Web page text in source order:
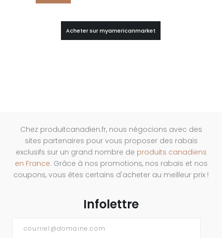
Acheter sur myamericanmarket
Chez produitcanadien.fr, nous négocions avec des
sites partenaires pour vous proposer des rabais
exclusifs sur un grand nombre de produits canadiens
en France. Grâce à nos promotions, nos rabais et nos
coupons, vous êtes certains d'acheter au meilleur prix !
Infolettre